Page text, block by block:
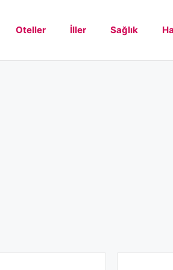
Oteller İller Sağlık